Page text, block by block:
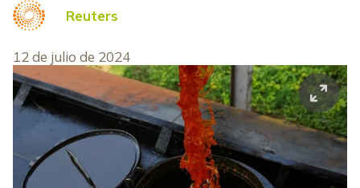
Reuters
12 de julio de 2024